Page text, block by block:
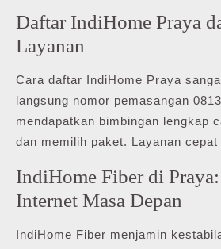
Daftar IndiHome Praya
Layanan
Cara daftar IndiHome Praya
langsung nomor pemasangan
mendapatkan bimbingan lengkap
dan memilih paket. Layanan
IndiHome Fiber di
Internet Masa Depan
IndiHome Fiber menjamin